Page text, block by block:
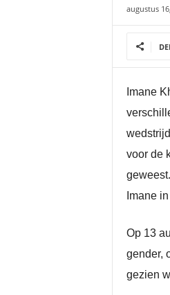
augustus
Imane
voor de
Imane
Op 13
gender,
gezien